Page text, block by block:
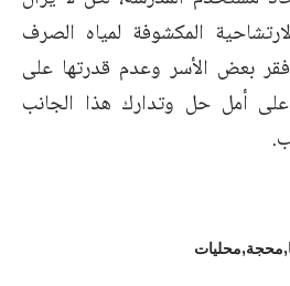
المكشوفة لمياه الصرف
بعض الأسر وعدم قدرتها على
أمل حل وتدارك هذا الجانب
محجة محليات